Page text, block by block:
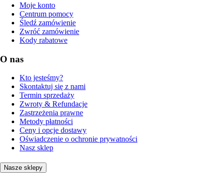
Moje konto
Centrum pomocy
Śledź zamówienie
Zwróć zamówienie
Kody rabatowe
O nas
Kto jesteśmy?
Skontaktuj się z nami
Termin sprzedaży
Zwroty & Refundacje
Zastrzeżenia prawne
Metody płatności
Ceny i opcje dostawy
Oświadczenie o ochronie prywatności
Nasz sklep
Nasze sklepy